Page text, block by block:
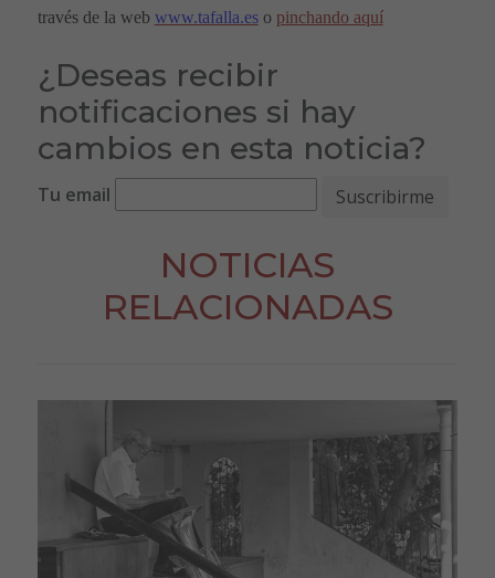
través de la web www.tafalla.eso pinchando aquí
¿Deseas recibir
notificaciones si hay
cambios en esta noticia?
Tu email
NOTICIAS
RELACIONADAS